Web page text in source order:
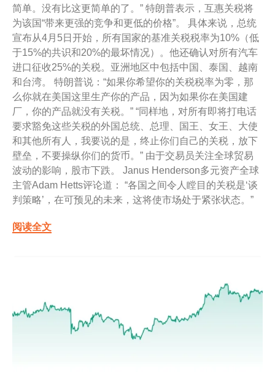
简单。没有比这更简单的了。” 特朗普表示，互惠关税将
为该国“带来更强的竞争和更低的价格”。 具体来说，总统
宣布从4月5日开始，所有国家的基准关税税率为10%（低
于15%的共识和20%的最坏情况）。他还确认对所有汽车
进口征收25%的关税。亚洲地区中包括中国、泰国、越南
和台湾。 特朗普说：“如果你希望你的关税税率为零，那
么你就在美国这里生产你的产品，因为如果你在美国建
厂，你的产品就没有关税。” “同样地，对所有即将打电话
要求豁免这些关税的外国总统、总理、国王、女王、大使
和其他所有人，我要说的是，终止你们自己的关税，放下
壁垒，不要操纵你们的货币。” 由于交易员关注全球贸易
波动的影响，股市下跌。 Janus Henderson多元资产全球
主管Adam Hetts评论道： “各国之间令人瞠目的关税是‘谈
判策略’，在可预见的未来，这将使市场处于紧张状态。”
阅读全文